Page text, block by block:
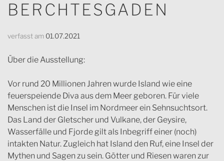
BERCHTESGADEN
verfasst am 01.07.2021
Über die Ausstellung:
Vor rund 20 Millionen Jahren wurde Island wie eine
feuerspeiende Diva aus dem Meer geboren. Für viele
Menschen ist die Insel im Nordmeer ein Sehnsuchtsort.
Das Land der Gletscher und Vulkane, der Geysire,
Wasserfälle und Fjorde gilt als Inbegriff einer (noch)
intakten Natur. Zugleich hat Island den Ruf, eine Insel der
Mythen und Sagen zu sein. Götter und Riesen waren zur